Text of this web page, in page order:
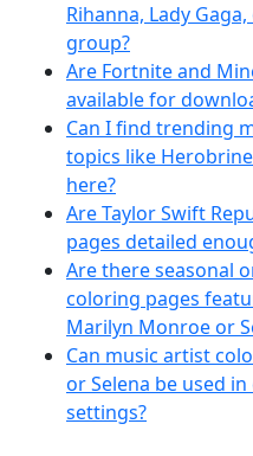
Rihanna, Lady
group?
Are Fortnite and
available for
Can I find trending
topics like
here?
Are Taylor Swift
pages detailed
Are there seasonal
coloring pages
Marilyn Monroe or
Can music artist
or Selena be used
settings?